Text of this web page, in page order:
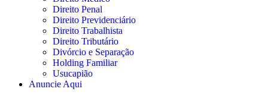
Direito Penal
Direito Previdenciário
Direito Trabalhista
Direito Tributário
Divórcio e Separação
Holding Familiar
Usucapião
Anuncie Aqui